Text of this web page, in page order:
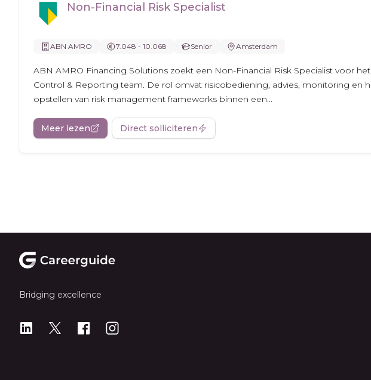
Non-Financial Risk Specialist
ABN AMRO 7.048 - 10.068 Senior Amsterdam
ABN AMRO Financing Solutions zoekt een Non-Financial Risk Specialist voor het
Control & Reporting team. De rol omvat risicobediening, advies, monitoring en
opstellen van risk management frameworks binnen een...
Meer lezen Direct solliciteren
Bridging excellence
LinkedIn
X Instagram